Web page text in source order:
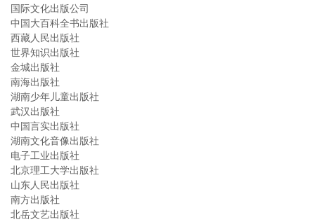
国际文化出版公司
中国大百科全书出版社
西藏人民出版社
世界知识出版社
金城出版社
南海出版社
湖南少年儿童出版社
武汉出版社
中国言实出版社
湖南文化音像出版社
电子工业出版社
北京理工大学出版社
山东人民出版社
南方出版社
北岳文艺出版社